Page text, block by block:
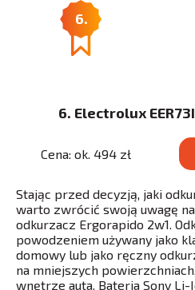
6.
6. Electrolux
Cena: ok. 494 zł
Stając przed decyzją, jaki
warto zwrócić swoją uwagę
odkurzacz Ergorapido 2w1.
powodzeniem używany jako
domowy lub jako ręczny
na mniejszych
wnętrze auta. Bateria Sony